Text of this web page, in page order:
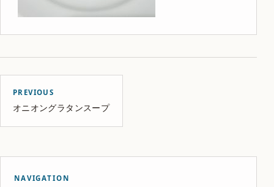
PREVIOUS
オニオングラタンスープ
NAVIGATION